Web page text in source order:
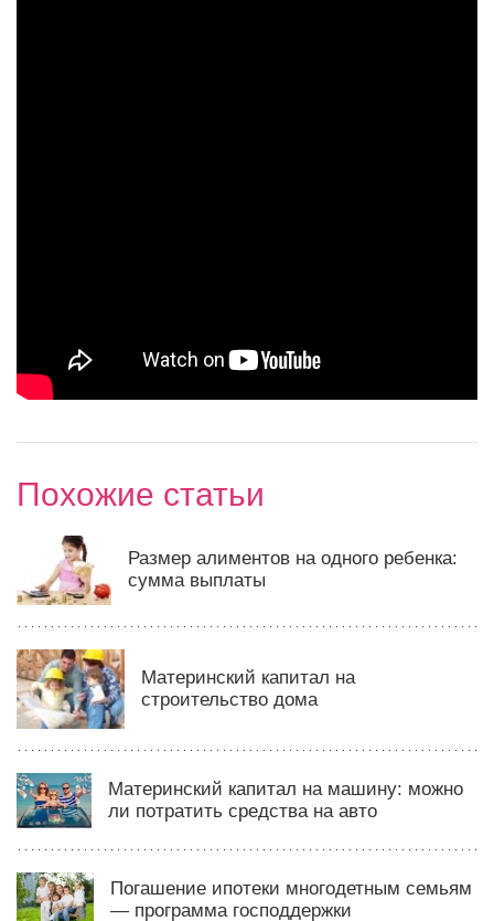
Похожие статьи
Размер алиментов на одного ребенка:
сумма выплаты
Материнский капитал на
строительство дома
Материнский капитал на машину: можно
ли потратить средства на авто
Погашение ипотеки многодетным семьям
— программа господдержки